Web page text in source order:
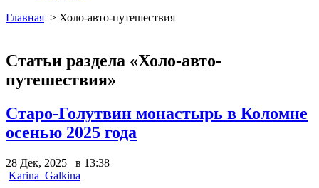
Главная > Холо-авто-путешествия
Статьи раздела «Холо-авто-
путешествия»
Старо-Голутвин монастырь в Коломне
осенью 2025 года
28 Дек, 2025 в 13:38
Karina_Galkina